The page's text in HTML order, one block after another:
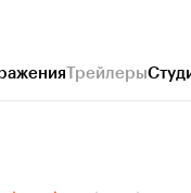
Трейлеры